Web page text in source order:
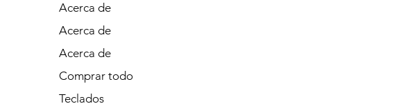
Acerca de
Acerca de
Acerca de
Comprar todo
Teclados